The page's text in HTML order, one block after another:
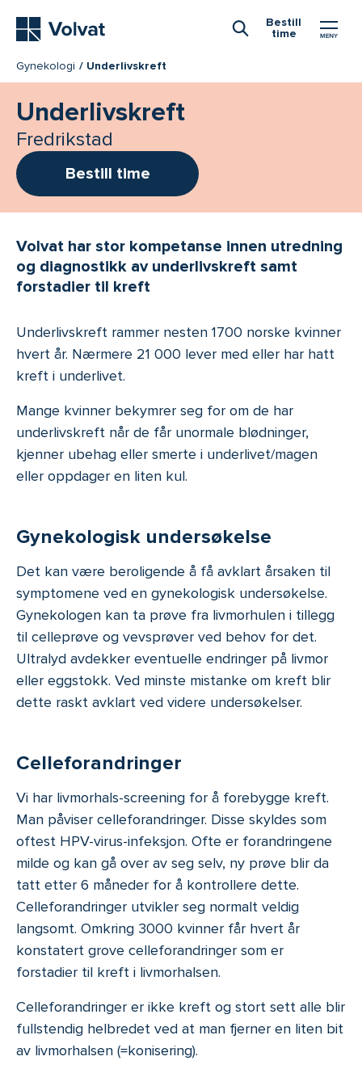
Bestill
time
Gynekologi Underlivskreft
Underlivskreft
Fredrikstad
Bestill time
Volvat har stor kompetanse innen utredning
og diagnostikk av underlivskreft samt
forstadier til kreft
Underlivskreft rammer nesten 1700 norske kvinner
hvert år. Nærmere 21 000 lever med eller har hatt
kreft i underlivet.
Mange kvinner bekymrer seg for om de har
underlivskreft når de får unormale blødninger,
kjenner ubehag eller smerte i underlivet/magen
eller oppdager en liten kul.
Gynekologisk undersøkelse
Det kan være beroligende å få avklart årsaken til
symptomene ved en gynekologisk undersøkelse.
Gynekologen kan ta prøve fra livmorhulen i tillegg
til celleprøve og vevsprøver ved behov for det.
Ultralyd avdekker eventuelle endringer på livmor
eller eggstokk. Ved minste mistanke om kreft blir
dette raskt avklart ved videre undersøkelser.
Celleforandringer
Vi har livmorhals-screening for å forebygge kreft.
Man påviser celleforandringer. Disse skyldes som
oftest HPV-virus-infeksjon. Ofte er forandringene
milde og kan gå over av seg selv, ny prøve blir da
tatt etter 6 måneder for å kontrollere dette.
Celleforandringer utvikler seg normalt veldig
langsomt. Omkring 3000 kvinner får hvert år
konstatert grove celleforandringer som er
forstadier til kreft i livmorhalsen.
Celleforandringer er ikke kreft og stort sett alle blir
fullstendig helbredet ved at man fjerner en liten bit
av livmorhalsen (=konisering).